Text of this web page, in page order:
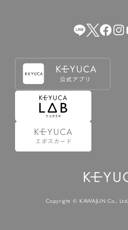
（5） その他、本規約または個別
4.会員登録が取り消された場合
弊社とのお取引等により既に発生
の義務および本規約上の義務の
します。
5.仮登録とは、ケユカが提供する
用するための簡易的な会員登録（
6.仮登録をすることで、第9条の
7.仮登録状態はポイントの利用
Copyright © KAWAJUN Co.,